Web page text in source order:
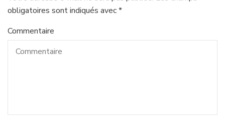
obligatoires sont indiqués avec*
Commentaire